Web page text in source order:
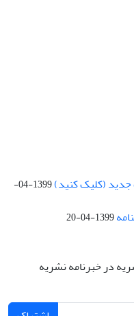
جدید (کلیک کنید)
1399-04-
1399-04-20
در خبرنامه نشریه